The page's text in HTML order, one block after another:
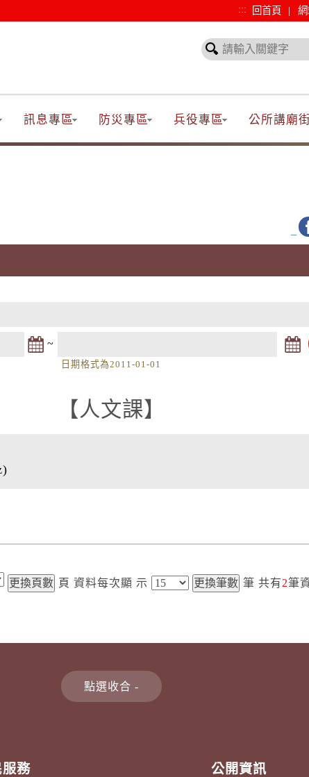
::: 回首頁 |
訊息專區 防災專區 兵役專區 公所講廟
~
日期格式為2011-01-01
【人文課】
頁 資料每次顯 示 筆 共有2筆
務 公開資訊